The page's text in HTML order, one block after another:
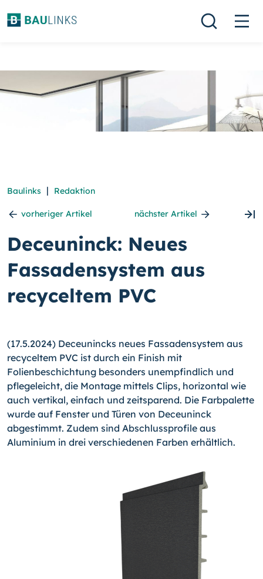
Baulinks | Redaktion
vorheriger Artikel nächster Artikel
Deceuninck: Neues
Fassadensystem aus
recyceltem PVC
(17.5.2024) Deceunincks neues Fassadensystem aus
recyceltem PVC ist durch ein Finish mit
Folienbeschichtung besonders unempfindlich und
pflegeleicht, die Montage mittels Clips, horizontal wie
auch vertikal, einfach und zeitsparend. Die Farbpalette
wurde auf Fenster und Türen von Deceuninck
abgestimmt. Zudem sind Abschlussprofile aus
Aluminium in drei verschiedenen Farben erhältlich.